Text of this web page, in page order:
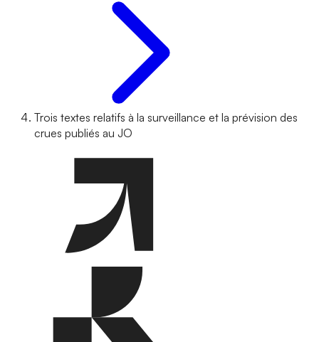
Trois textes relatifs à la surveillance et la prévision des
crues publiés au JO